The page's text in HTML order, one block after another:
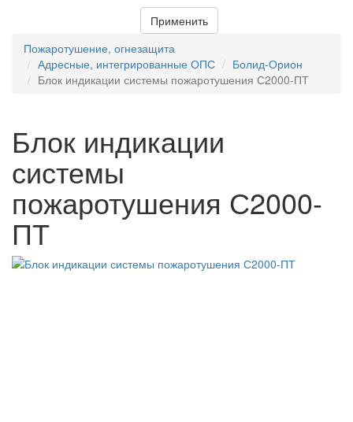
Применить
Пожаротушение, огнезащита
Адресные, интегрированные ОПС
Болид-Орион
Блок индикации системы пожаротушения С2000-ПТ
Блок индикации
системы
пожаротушения С2000-
ПТ